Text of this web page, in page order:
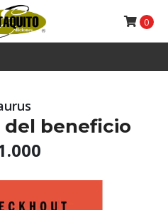
0
del beneficio